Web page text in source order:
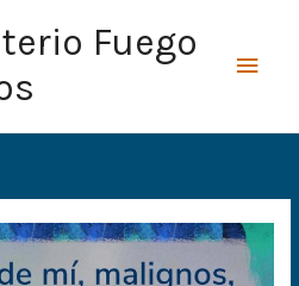
Fuego